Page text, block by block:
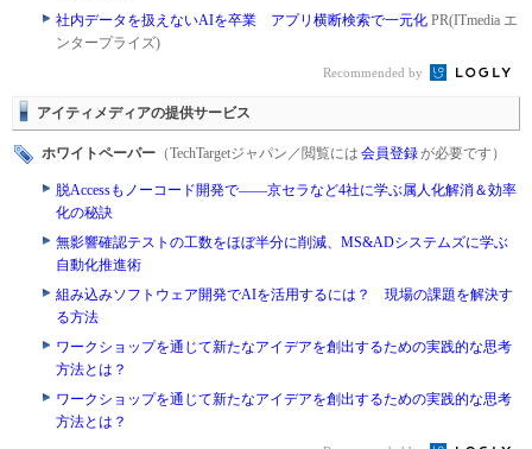
社内データを扱えないAIを卒業 アプリ横断検索で一元化 PR(ITmedia エ
ンタープライズ)
Recommended by
アイティメディアの提供サービス
ホワイトペーパー （TechTargetジャパン／閲覧には 会員登録が必要です）
脱Accessもノーコード開発で――京セラなど4社に学ぶ属人化解消＆効率
化の秘訣
無影響確認テストの工数をほぼ半分に削減、MS&ADシステムズに学ぶ
自動化推進術
組み込みソフトウェア開発でAIを活用するには？ 現場の課題を解決す
る方法
ワークショップを通じて新たなアイデアを創出するための実践的な思考
方法とは？
ワークショップを通じて新たなアイデアを創出するための実践的な思考
方法とは？